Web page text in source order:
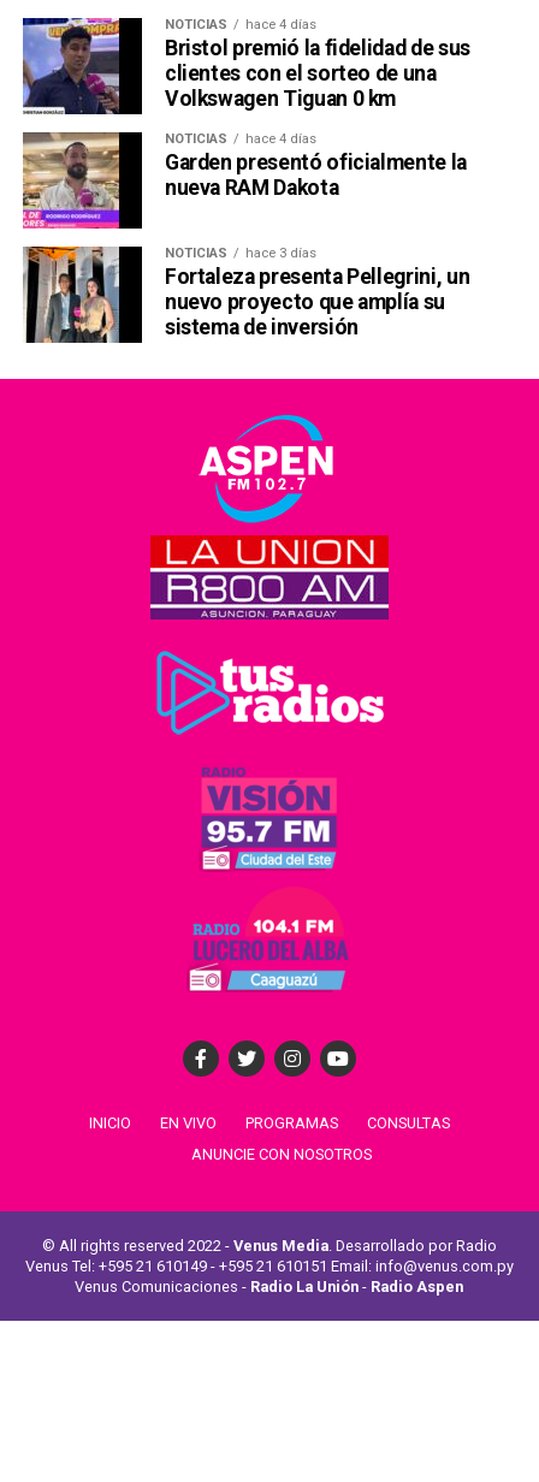
NOTICIAS hace 4 días
Bristol premió la fidelidad de sus
clientes con el sorteo de una
Volkswagen Tiguan 0 km
NOTICIAS hace 4 días
Garden presentó oficialmente la
nueva RAM Dakota
NOTICIAS hace 3 días
Fortaleza presenta Pellegrini, un
nuevo proyecto que amplía su
sistema de inversión
INICIO EN VIVO PROGRAMAS
CONSULTAS
ANUNCIE CON NOSOTROS
© All rights reserved 2022 - Venus Media. Desarrollado por Radio
Venus Tel: +595 21 610149 - +595 21 610151 Email: info@venus.com.py
Venus Comunicaciones - Radio La Unión - Radio Aspen